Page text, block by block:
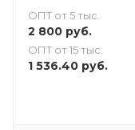
ОПТ от 5 тыс.
2 800 руб.
ОПТ от 15 тыс.
1 536.40 руб.